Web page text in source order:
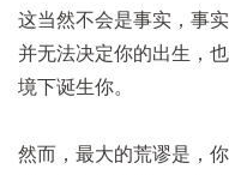
这当然不会是事实，事
并无法决定你的出生，
境下诞生你。
然而，最大的荒谬是，